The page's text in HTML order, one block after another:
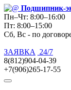
Подшипник-
Пн–Чт: 8:00–16:00
Пт: 8:00–15:00
Сб, Вс - по
ЗАЯВКА
24/7
8(812)904-04-39
+7(906)265-17-55